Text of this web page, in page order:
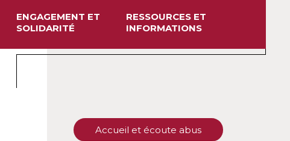
ENGAGEMENT ET
SOLIDARITÉ
RESSOURCES ET
INFORMATIONS
Accueil et écoute abus